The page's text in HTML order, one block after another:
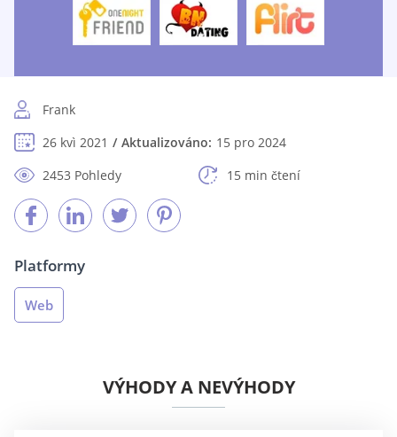
Frank
26 kvì 2021
Aktualizováno: 15 pro 2024
2453 Pohledy
15 min čtení
Platformy
Web
VÝHODY A NEVÝHODY